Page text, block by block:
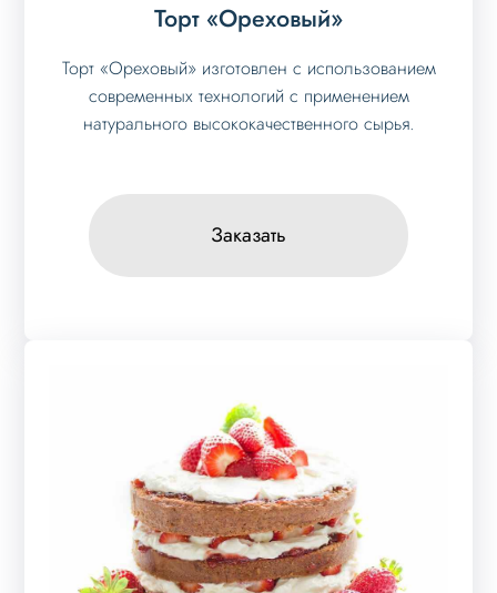
Торт «Ореховый»
Торт «Ореховый» изготовлен с использованием
современных технологий с применением
натурального высококачественного сырья.
Заказать